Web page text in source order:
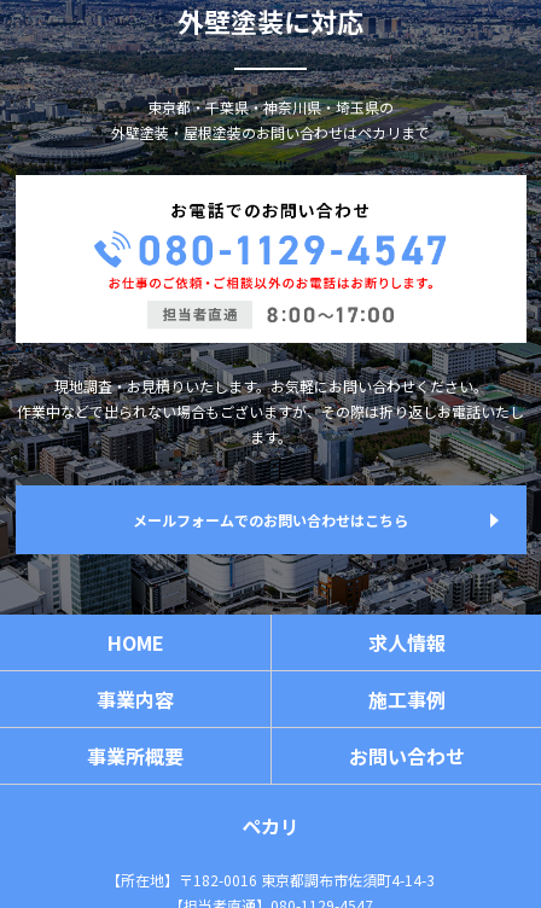
外壁塗装に対応
東京都・千葉県・神奈川県・埼玉県の
外壁塗装・屋根塗装のお問い合わせはペカリまで
現地調査・お見積りいたします。お気軽にお問い合わせください。
作業中などで出られない場合もございますが、その際は折り返しお電話いたし
ます。
メールフォームでのお問い合わせはこちら
HOME
求人情報
事業内容
施工事例
事業所概要
お問い合わせ
ペカリ
【所在地】〒182-0016 東京都調布市佐須町4-14-3